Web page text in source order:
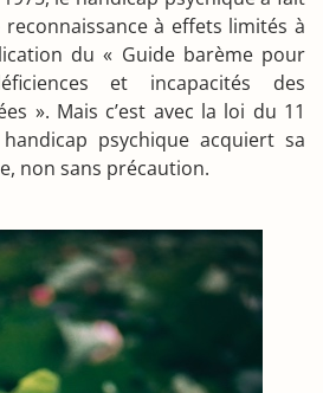
reconnaissance à effets limités à
du « Guide barème pour
et incapacités des
». Mais c’est avec la loi du 11
psychique acquiert sa
non sans précaution.